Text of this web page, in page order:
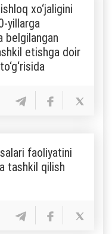
xo‘jaligini
yillarga
belgilangan
etishga doir
faoliyatini
tashkil qilish